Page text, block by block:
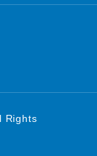
Rights